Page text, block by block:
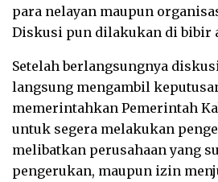
para nelayan maupun
Diskusi pun dilakukan di bibir
Setelah berlangsungnya
langsung mengambil
memerintahkan Pemerintah
untuk segera melakukan
melibatkan perusahaan yang
pengerukan, maupun izin